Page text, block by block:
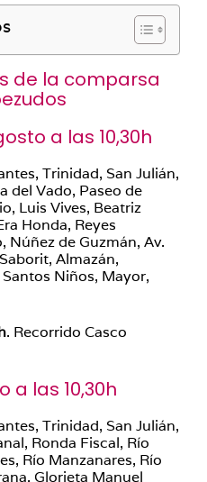
de la comparsa
a las 10,30h
Trinidad, San Julián,
del Vado, Paseo de
Luis Vives, Beatriz
Honda, Reyes
Núñez de Guzmán, Av.
Almazán,
Niños, Mayor,
. Recorrido Casco
a las 10,30h
Trinidad, San Julián,
Ronda Fiscal, Río
Río Manzanares, Río
Glorieta Manuel